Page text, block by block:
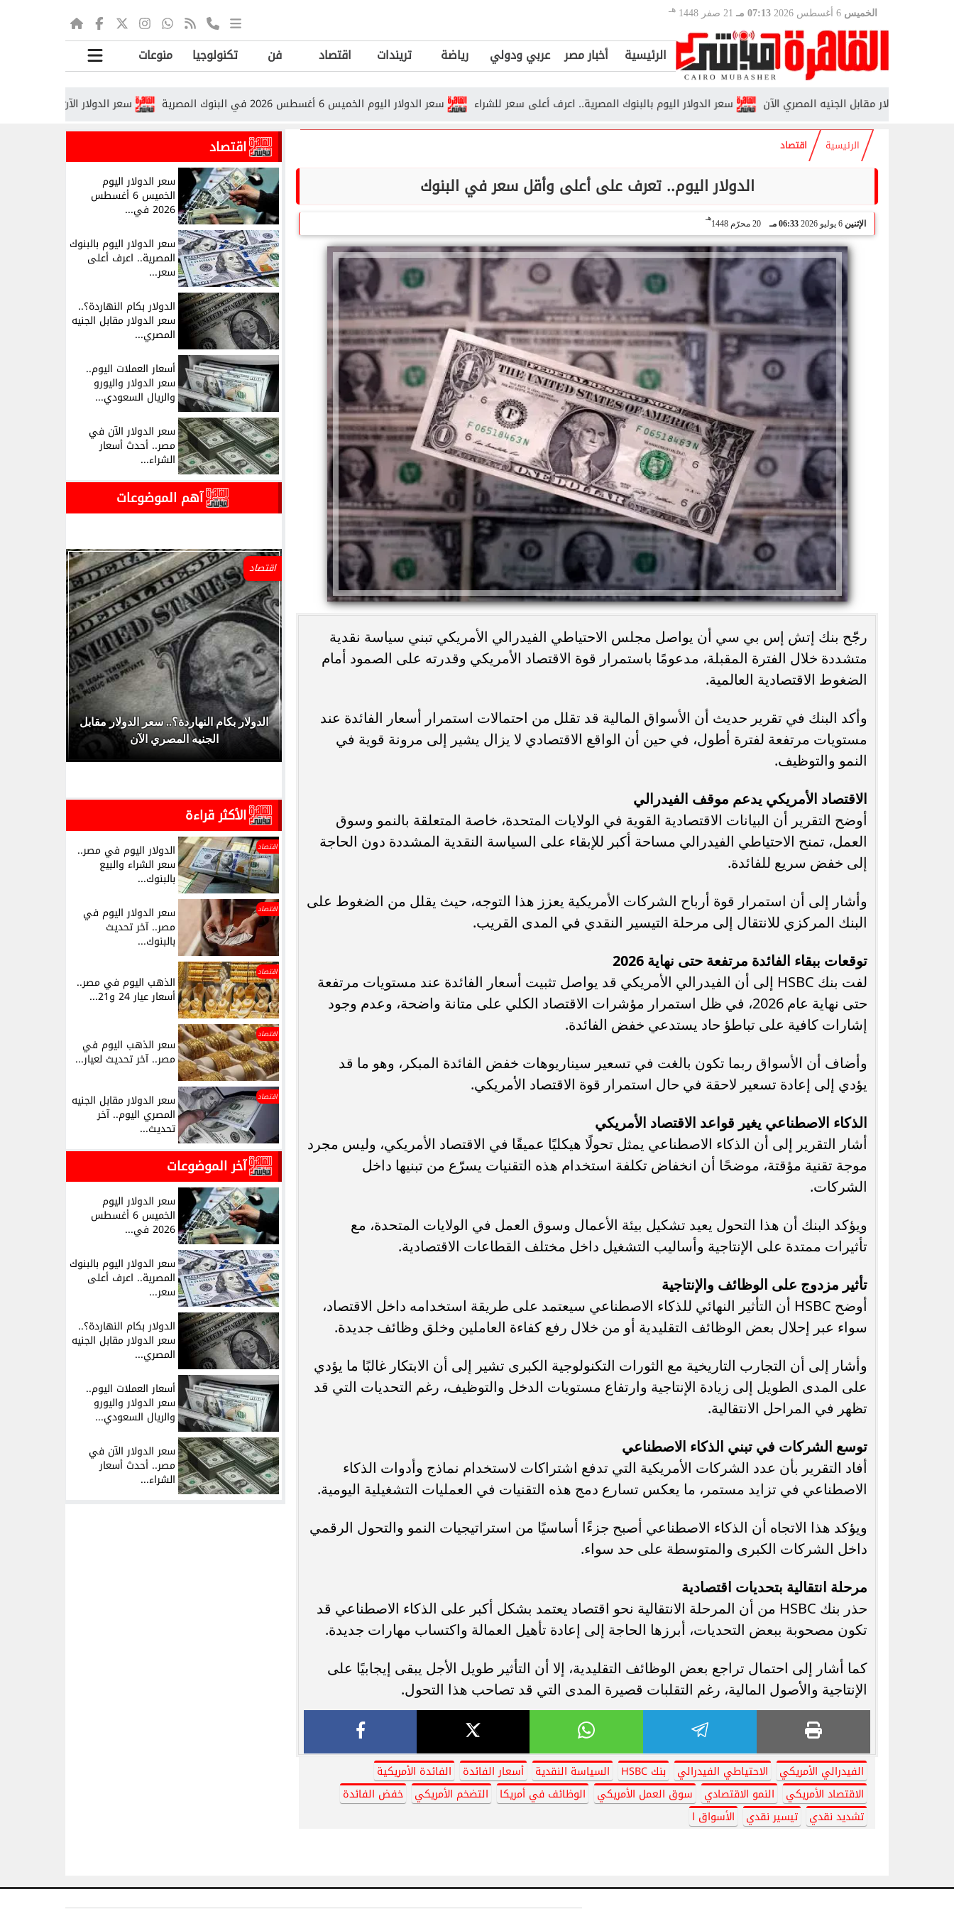
الخميس 07:13 مـ 21 صفر 1448 هـ
الرئيسية أخبار مصر عربي ودولي رياضة تريندات اقتصاد فن تكنولوجيا منوعات
سعر الدولار الآن في مصر.. أحدث أسعار سعر الدولار اليوم الخميس 6 أغسطس 2026 في البنوك المصرية سعر الدولار اليوم بالبنوك المصرية.. اعرف أعلى سعر للشراء مقابل الجنيه المصري الآن
الرئيسية اقتصاد
الدولار اليوم.. تعرف على أعلى وأقل سعر في البنوك
الإثنين 6 يوليو 2026 06:33 مـ 20 محرّم 1448
هـ
رجّح بنك إتش إس بي سي أن يواصل مجلس الاحتياطي الفيدرالي الأمريكي تبني سياسة نقدية
متشددة خلال الفترة المقبلة، مدعومًا باستمرار قوة الاقتصاد الأمريكي وقدرته على الصمود أمام
الضغوط الاقتصادية العالمية.
وأكد البنك في تقرير حديث أن الأسواق المالية قد تقلل من احتمالات استمرار أسعار الفائدة عند
مستويات مرتفعة لفترة أطول، في حين أن الواقع الاقتصادي لا يزال يشير إلى مرونة قوية في
النمو والتوظيف.
الاقتصاد الأمريكي يدعم موقف الفيدرالي
أوضح التقرير أن البيانات الاقتصادية القوية في الولايات المتحدة، خاصة المتعلقة بالنمو وسوق
العمل، تمنح الاحتياطي الفيدرالي مساحة أكبر للإبقاء على السياسة النقدية المشددة دون الحاجة
إلى خفض سريع للفائدة.
وأشار إلى أن استمرار قوة أرباح الشركات الأمريكية يعزز هذا التوجه، حيث يقلل من الضغوط على
البنك المركزي للانتقال إلى مرحلة التيسير النقدي في المدى القريب.
توقعات ببقاء الفائدة مرتفعة حتى نهاية 2026
لفت بنك HSBC إلى أن الفيدرالي الأمريكي قد يواصل تثبيت أسعار الفائدة عند مستويات مرتفعة
حتى نهاية عام 2026، في ظل استمرار مؤشرات الاقتصاد الكلي على متانة واضحة، وعدم وجود
إشارات كافية على تباطؤ حاد يستدعي خفض الفائدة.
وأضاف أن الأسواق ربما تكون بالغت في تسعير سيناريوهات خفض الفائدة المبكر، وهو ما قد
يؤدي إلى إعادة تسعير لاحقة في حال استمرار قوة الاقتصاد الأمريكي.
الذكاء الاصطناعي يغير قواعد الاقتصاد الأمريكي
أشار التقرير إلى أن الذكاء الاصطناعي يمثل تحولًا هيكليًا عميقًا في الاقتصاد الأمريكي، وليس مجرد
موجة تقنية مؤقتة، موضحًا أن انخفاض تكلفة استخدام هذه التقنيات يسرّع من تبنيها داخل
الشركات.
ويؤكد البنك أن هذا التحول يعيد تشكيل بيئة الأعمال وسوق العمل في الولايات المتحدة، مع
تأثيرات ممتدة على الإنتاجية وأساليب التشغيل داخل مختلف القطاعات الاقتصادية.
تأثير مزدوج على الوظائف والإنتاجية
أوضح HSBC أن التأثير النهائي للذكاء الاصطناعي سيعتمد على طريقة استخدامه داخل الاقتصاد،
سواء عبر إحلال بعض الوظائف التقليدية أو من خلال رفع كفاءة العاملين وخلق وظائف جديدة.
وأشار إلى أن التجارب التاريخية مع الثورات التكنولوجية الكبرى تشير إلى أن الابتكار غالبًا ما يؤدي
على المدى الطويل إلى زيادة الإنتاجية وارتفاع مستويات الدخل والتوظيف، رغم التحديات التي قد
تظهر في المراحل الانتقالية.
توسع الشركات في تبني الذكاء الاصطناعي
أفاد التقرير بأن عدد الشركات الأمريكية التي تدفع اشتراكات لاستخدام نماذج وأدوات الذكاء
الاصطناعي في تزايد مستمر، ما يعكس تسارع دمج هذه التقنيات في العمليات التشغيلية اليومية.
ويؤكد هذا الاتجاه أن الذكاء الاصطناعي أصبح جزءًا أساسيًا من استراتيجيات النمو والتحول الرقمي
داخل الشركات الكبرى والمتوسطة على حد سواء.
مرحلة انتقالية بتحديات اقتصادية
حذر بنك HSBC من أن المرحلة الانتقالية نحو اقتصاد يعتمد بشكل أكبر على الذكاء الاصطناعي قد
تكون مصحوبة ببعض التحديات، أبرزها الحاجة إلى إعادة تأهيل العمالة واكتساب مهارات جديدة.
كما أشار إلى احتمال تراجع بعض الوظائف التقليدية، إلا أن التأثير طويل الأجل يبقى إيجابيًا على
الإنتاجية والأصول المالية، رغم التقلبات قصيرة المدى التي قد تصاحب هذا التحول.
الفيدرالي الأمريكي الاحتياطي الفيدرالي بنك HSBC السياسة النقدية أسعار الفائدة
الفائدة الأمريكية
الاقتصاد الأمريكي
النمو الاقتصادي سوق العمل الأمريكي الوظائف في أمريكا التضخم الأمريكي
خفض الفائدة
تشديد نقدي
تيسير نقدي الأسواق ا
اقتصاد
سعر الدولار اليوم
الخميس 6 أغسطس
2026 في...
سعر الدولار اليوم بالبنوك
المصرية.. اعرف أعلى
سعر...
الدولار بكام النهاردة؟..
سعر الدولار مقابل الجنيه
المصري...
أسعار العملات اليوم..
سعر الدولار واليورو
والريال السعودي...
سعر الدولار الآن في
مصر.. أحدث أسعار
الشراء...
آهم الموضوعات
رسميًا.. جدول امتحانات الشهادة الإعدادية
الدور الثاني بالقاهرة 2026
سعر الدولار اليوم الخميس 6 أغسطس 2026
في البنوك المصرية
سعر الدولار اليوم بالبنوك المصرية.. اعرف
أعلى سعر للشراء
اقتصاد
الدولار بكام النهاردة؟.. سعر الدولار مقابل
الجنيه المصري الآن
الأكثر قراءة
اقتصاد الدولار اليوم في مصر..
سعر الشراء والبيع
بالبنوك...
اقتصاد سعر الدولار اليوم في
مصر.. آخر تحديث
بالبنوك...
اقتصاد
الذهب اليوم في مصر..
أسعار عيار 24 و21...
اقتصاد
سعر الذهب اليوم في
مصر.. آخر تحديث لعيار...
اقتصاد سعر الدولار مقابل الجنيه
المصري اليوم.. آخر
تحديث...
آخر الموضوعات
سعر الدولار اليوم
الخميس 6 أغسطس
2026 في...
سعر الدولار اليوم بالبنوك
المصرية.. اعرف أعلى
سعر...
الدولار بكام النهاردة؟..
سعر الدولار مقابل الجنيه
المصري...
أسعار العملات اليوم..
سعر الدولار واليورو
والريال السعودي...
سعر الدولار الآن في
مصر.. أحدث أسعار
الشراء...